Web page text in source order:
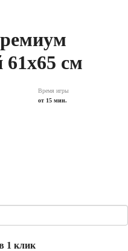
см
Время игры
от 15 мин.
1 клик